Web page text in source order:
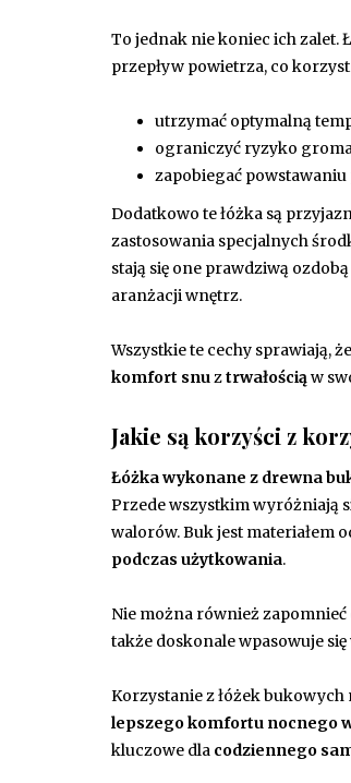
To jednak nie koniec ich zalet.
przepływ powietrza, co
utrzymać optymalną
ograniczyć ryzyko
zapobiegać powstawaniu
Dodatkowo te łóżka są
zastosowania specjalnych
stają się one prawdziwą
aranżacji wnętrz.
Wszystkie te cechy sprawiają, że
komfort snuztrwałościąw
Jakie są korzyści z
Łóżka wykonane z drewna
Przede wszystkim wyróżniają
walorów. Buk jest materiałem
podczas użytkowania.
Nie można również
także doskonale wpasowuje
Korzystanie z łóżek bukowych
lepszego komfortu nocnego
kluczowe dla codziennego